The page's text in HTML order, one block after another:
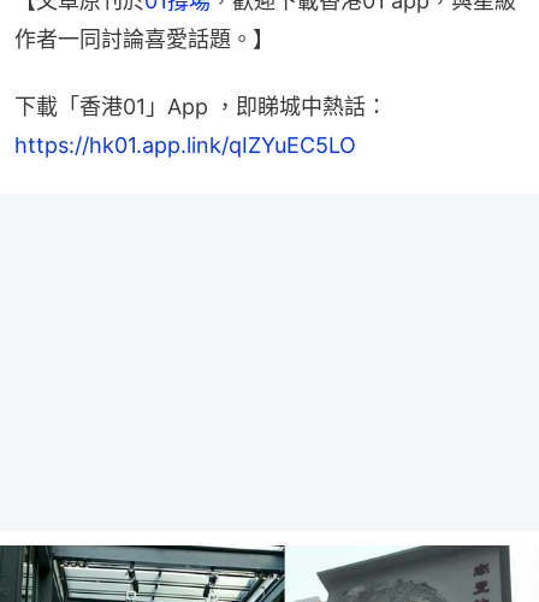
作者一同討論喜愛話題。】
下載「香港01」App ，即睇城中熱話：
https://hk01.app.link/qIZYuEC5LO